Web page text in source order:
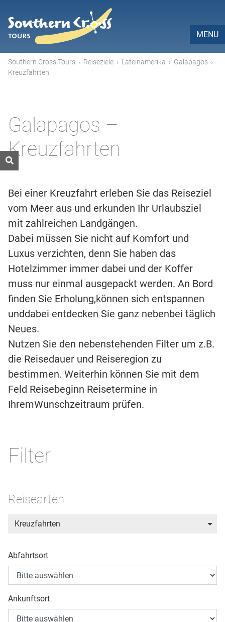
MENU
Southern Cross Tours › Reiseziele › Lateinamerika › Galapagos ›
Kreuzfahrten
Galapagos –
Kreuzfahrten
Bei einer Kreuzfahrt erleben Sie das Reiseziel
vom Meer aus und erkunden Ihr Urlaubsziel
mit zahlreichen Landgängen.
Dabei müssen Sie nicht auf Komfort und
Luxus verzichten, denn Sie haben das
Hotelzimmer immer dabei und der Koffer
muss nur einmal ausgepackt werden. An Bord
finden Sie Erholung,können sich entspannen
unddabei entdecken Sie ganz nebenbei täglich
Neues.
Nutzen Sie den nebenstehenden Filter um z.B.
die Reisedauer und Reiseregion zu
bestimmen. Weiterhin können Sie mit dem
Feld Reisebeginn Reisetermine in
IhremWunschzeitraum prüfen.
Filter
Reisearten
Kreuzfahrten
Abfahrtsort
Ankunftsort